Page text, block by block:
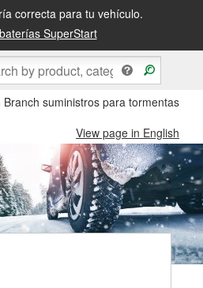
correcta para tu vehículo.
SuperStart
Branch suministros para tormentas de
View page in English